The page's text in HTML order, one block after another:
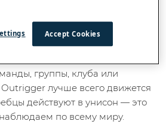
дистанцирование
«hui» никогда не был
группы, клуба или
лучше всего движется
действуют в унисон — это
по всему миру.
Accept Cookies